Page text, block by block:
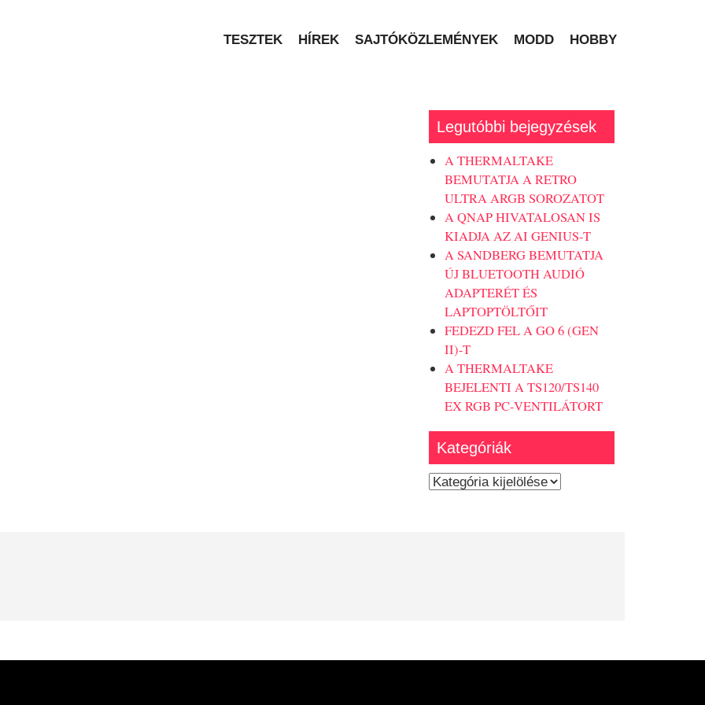
TESZTEK HÍREK SAJTÓKÖZLEMÉNYEK MODD HOBBY
Legutóbbi bejegyzések
A THERMALTAKE
BEMUTATJA A RETRO
ULTRA ARGB SOROZATOT
A QNAP HIVATALOSAN IS
KIADJA AZ AI GENIUS-T
A SANDBERG BEMUTATJA
ÚJ BLUETOOTH AUDIÓ
ADAPTERÉT ÉS
LAPTOPTÖLTŐIT
FEDEZD FEL A GO 6 (GEN
II)-T
A THERMALTAKE
BEJELENTI A TS120/TS140
EX RGB PC-VENTILÁTORT
Kategóriák
Kategóriák